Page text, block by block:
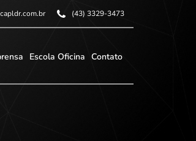
(43) 3329-3473
Escola Oficina Contato